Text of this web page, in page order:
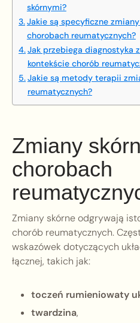
skórnymi?
Jakie są specyficzne
chorobach reumatycznych?
Jak przebiega diagnostyka
kontekście chorób
Jakie są metody terapii
reumatycznych?
Zmiany
chorobach
Zmiany skórne odgrywają
chorób reumatycznych.
wskazówek dotyczących
łącznej, takich jak:
toczeń rumieniowaty
twardzina,